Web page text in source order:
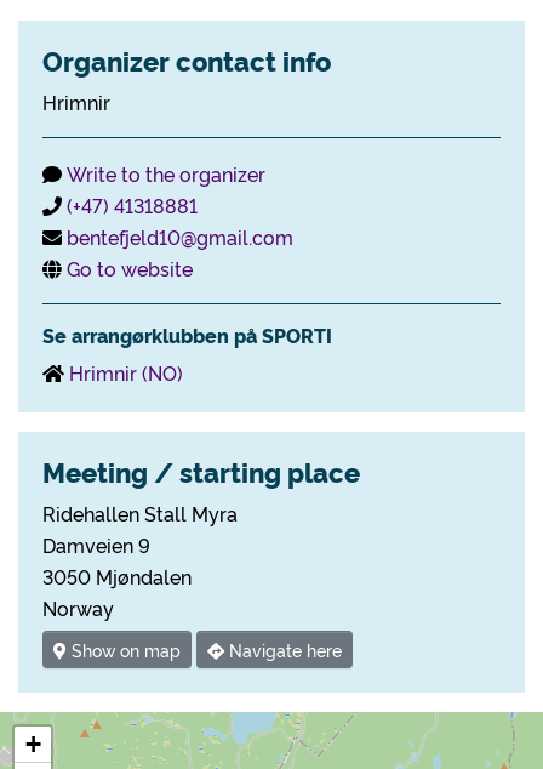
Organizer contact info
Hrimnir
Write to the organizer
(+47) 41318881
bentefjeld10@gmail.com
Go to website
Se arrangørklubben på SPORTI
Hrimnir (NO)
Meeting / starting place
Ridehallen Stall Myra
Damveien 9
3050 Mjøndalen
Norway
Show on map Navigate here
+